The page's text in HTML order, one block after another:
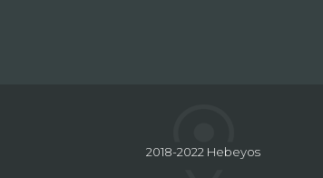
2018-2022 Hebeyos